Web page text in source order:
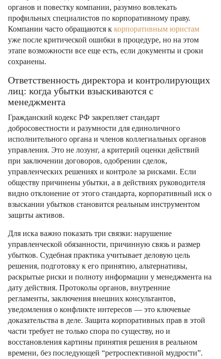
органов и повестку компании, разумно вовлекать
профильных специалистов по корпоративному праву.
Компании часто обращаются к корпоративным юристам
уже после критической ошибки в процедуре, но на этом
этапе возможности все еще есть, если документы и сроки
сохранены.
Ответственность директора и контролирующих
лиц: когда убытки взыскиваются с
менеджмента
Гражданский кодекс РФ закрепляет стандарт
добросовестности и разумности для единоличного
исполнительного органа и членов коллегиальных органов
управления. Это не лозунг, а критерий оценки действий
при заключении договоров, одобрении сделок,
управленческих решениях и контроле за рисками. Если
обществу причинены убытки, а в действиях руководителя
видно отклонение от этого стандарта, корпоративный иск о
взыскании убытков становится реальным инструментом
защиты активов.
Для иска важно показать три связки: нарушение
управленческой обязанности, причинную связь и размер
убытков. Судебная практика учитывает деловую цель
решения, подготовку к его принятию, альтернативы,
раскрытые риски и полноту информации у менеджмента на
дату действия. Протоколы органов, внутренние
регламенты, заключения внешних консультантов,
уведомления о конфликте интересов — это ключевые
доказательства в деле. Защита корпоративных прав в этой
части требует не только спора по существу, но и
восстановления картины принятия решения в реальном
времени, без последующей “ретроспективной мудрости”.